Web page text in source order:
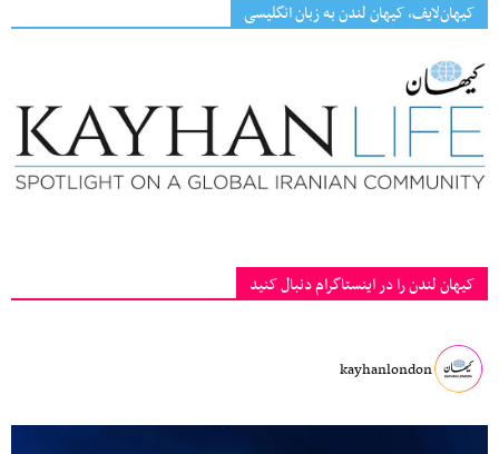
کیهان‌لایف، کیهان لندن به زبان انگلیسی
کیهان لندن را در اینستاگرام دنبال کنید
kayhanlondon